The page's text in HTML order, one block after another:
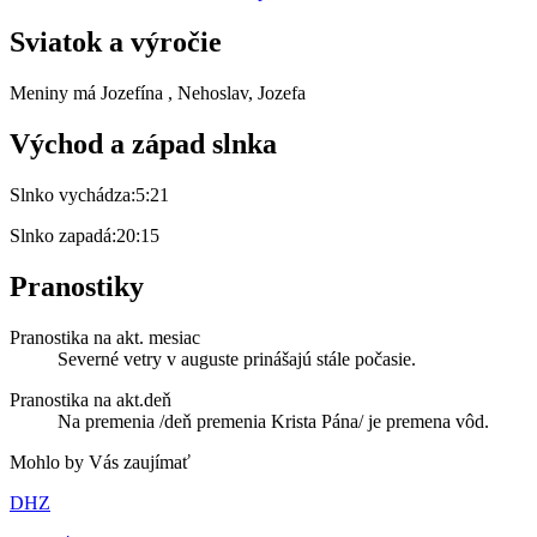
Sviatok a výročie
Meniny má Jozefína , Nehoslav, Jozefa
Východ a západ slnka
Slnko vychádza:5:21
Slnko zapadá:20:15
Pranostiky
Pranostika na akt. mesiac
Severné vetry v auguste prinášajú stále počasie.
Pranostika na akt.deň
Na premenia /deň premenia Krista Pána/ je premena vôd.
Mohlo by Vás zaujímať
DHZ